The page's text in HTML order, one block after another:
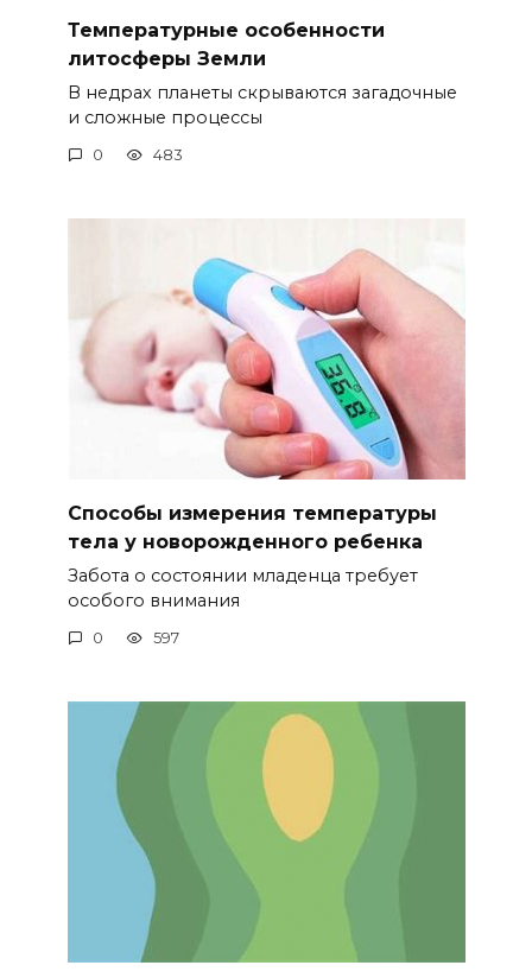
Температурные особенности
литосферы Земли
В недрах планеты скрываются загадочные
и сложные процессы
0 483
Способы измерения температуры
тела у новорожденного ребенка
Забота о состоянии младенца требует
особого внимания
0 597